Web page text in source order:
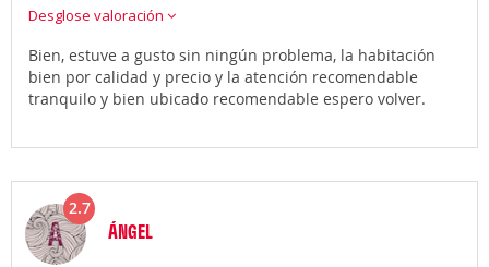
Desglose valoración
Bien, estuve a gusto sin ningún problema, la habitación
bien por calidad y precio y la atención recomendable
tranquilo y bien ubicado recomendable espero volver.
2.7
ÁNGEL